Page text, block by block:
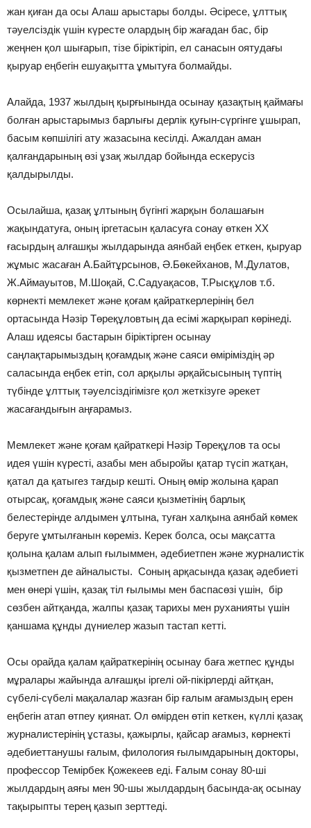
жан қиған да осы Алаш арыстары болды. Әсіресе, ұлттық
тәуелсіздік үшін күресте олардың бір жағадан бас, бір
жеңнен қол шығарып, тізе біріктіріп, ел санасын оятудағы
қыруар еңбегін ешуақытта ұмытуға болмайды.
Алайда, 1937 жылдың қырғынында осынау қазақтың қаймағы
болған арыстарымыз барлығы дерлік қуғын-сүргінге ұшырап,
басым көпшілігі ату жазасына кесілді. Ажалдан аман
қалғандарының өзі ұзақ жылдар бойында ескерусіз
қалдырылды.
Осылайша, қазақ ұлтының бүгінгі жарқын болашағын
жақындатуға, оның іргетасын қаласуға сонау өткен ХХ
ғасырдың алғашқы жылдарында аянбай еңбек еткен, қыруар
жұмыс жасаған А.Байтұрсынов, Ә.Бөкейханов, М.Дулатов,
Ж.Аймауытов, М.Шоқай, С.Садуақасов, Т.Рысқұлов т.б.
көрнекті мемлекет және қоғам қайраткерлерінің бел
ортасында Нәзір Төреқұловтың да есімі жарқырап көрінеді.
Алаш идеясы бастарын біріктірген осынау
саңлақтарымыздың қоғамдық және саяси өміріміздің әр
саласында еңбек етіп, сол арқылы әрқайсысының түптің
түбінде ұлттық тәуелсіздігімізге қол жеткізуге әрекет
жасағандығын аңғарамыз.
Мемлекет және қоғам қайраткері Нәзір Төреқұлов та осы
идея үшін күресті, азабы мен абыройы қатар түсіп жатқан,
қатал да қатыгез тағдыр кешті. Оның өмір жолына қарап
отырсақ, қоғамдық және саяси қызметінің барлық
белестерінде алдымен ұлтына, туған халқына аянбай көмек
беруге ұмтылғанын көреміз. Керек болса, осы мақсатта
қолына қалам алып ғылыммен, әдебиетпен және журналистік
қызметпен де айналысты. Соның арқасында қазақ әдебиеті
мен өнері үшін, қазақ тіл ғылымы мен баспасөзі үшін, бір
сөзбен айтқанда, жалпы қазақ тарихы мен руханияты үшін
қаншама құнды дүниелер жазып тастап кетті.
Осы орайда қалам қайраткерінің осынау баға жетпес құнды
мұралары жайында алғашқы іргелі ой-пікірлерді айтқан,
сүбелі-сүбелі мақалалар жазған бір ғалым ағамыздың ерен
еңбегін атап өтпеу қиянат. Ол өмірден өтіп кеткен, күллі қазақ
журналистерінің ұстазы, қажырлы, қайсар ағамыз, көрнекті
әдебиеттанушы ғалым, филология ғылымдарының докторы,
профессор Темірбек Қожекеев еді. Ғалым сонау 80-ші
жылдардың аяғы мен 90-шы жылдардың басында-ақ осынау
тақырыпты терең қазып зерттеді.